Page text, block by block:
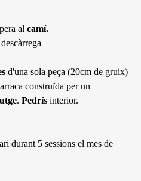
al camí.
d'una sola peça (20cm de gruix)
construïda per un
.Pedrís interior.
durant 5 sessions el mes de